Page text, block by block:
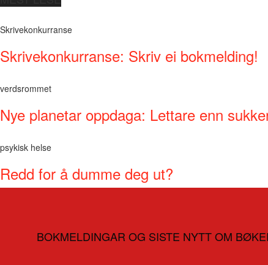
Skrivekonkurranse
Skrivekonkurranse: Skriv ei bokmelding!
verdsrommet
Nye planetar oppdaga: Lettare enn
psykisk helse
Redd for å dumme deg ut?
BOKMELDINGAR OG SISTE NYTT OM